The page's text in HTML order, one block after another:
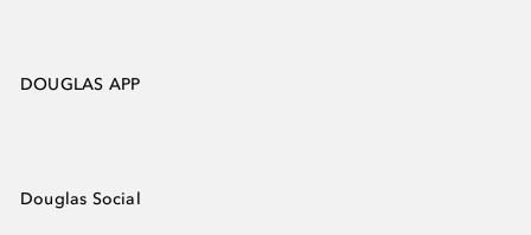
DOUGLAS APP
Douglas Social